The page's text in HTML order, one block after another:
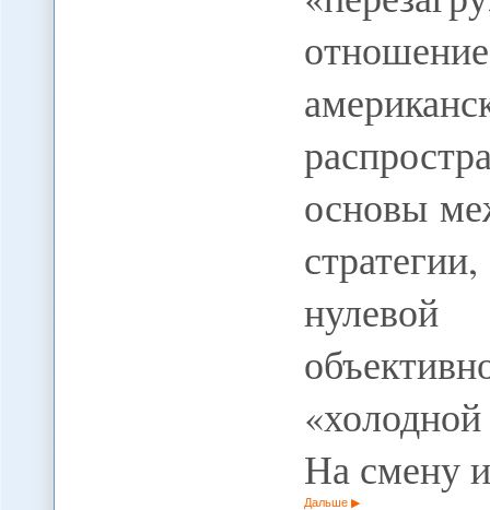
основы
На смену
Дальше